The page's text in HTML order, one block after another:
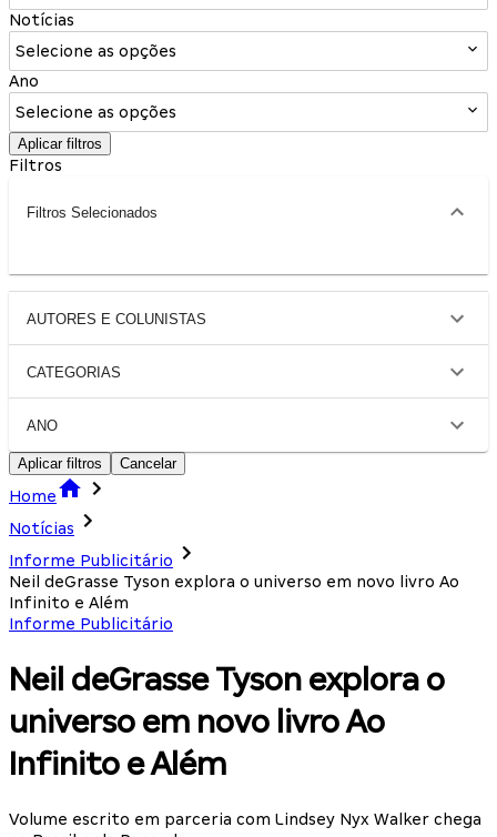
Notícias
Selecione as opções
Ano
Selecione as opções
Aplicar filtros
Filtros
Filtros Selecionados
AUTORES E COLUNISTAS
CATEGORIAS
ANO
Aplicar filtros Cancelar
Home
Notícias
Informe Publicitário
Neil deGrasse Tyson explora o universo em novo livro Ao
Infinito e Além
Informe Publicitário
Neil deGrasse Tyson explora o
universo em novo livro Ao
Infinito e Além
Volume escrito em parceria com Lindsey Nyx Walker chega